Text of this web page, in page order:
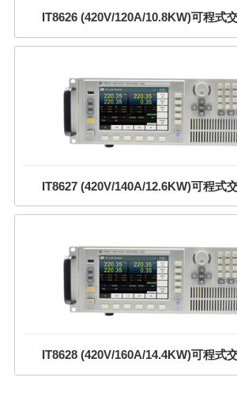
IT8626 (420V/120A/10.8KW)可程式
IT8627 (420V/140A/12.6KW)可程式
IT8628 (420V/160A/14.4KW)可程式